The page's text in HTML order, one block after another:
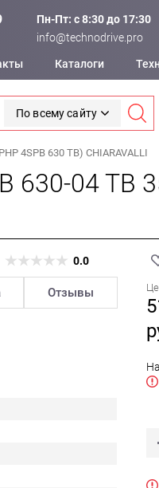
Пн-Пт: c 8:30 до 17:30
info@technodrive.pro
Каталоги
По всему сайту
4SPB 630 TB) CHIARAVALLI
630-04 TB
0.0
Отзывы